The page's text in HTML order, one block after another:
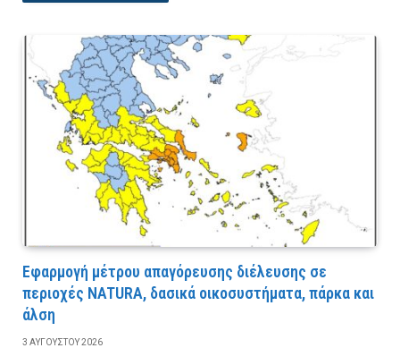
Εφαρμογή μέτρου απαγόρευσης διέλευσης σε
περιοχές NATURA, δασικά οικοσυστήματα, πάρκα και
άλση
3 ΑΥΓΟΎΣΤΟΥ 2026